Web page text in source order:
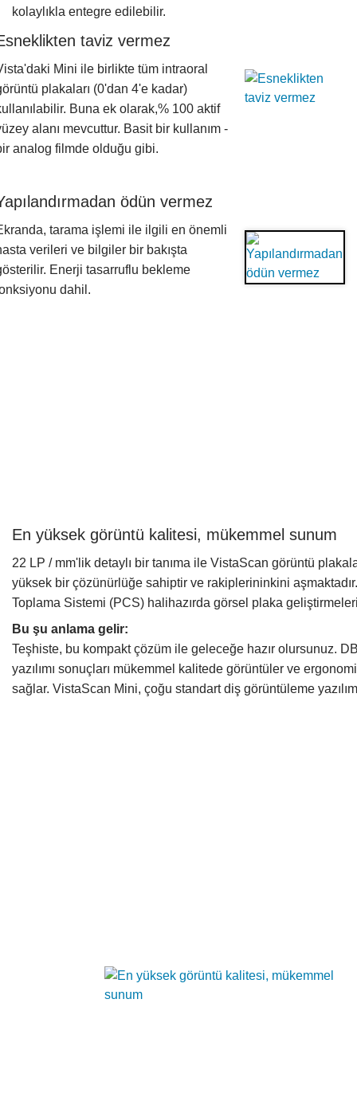
kolaylıkla entegre edilebilir.
taviz vermez
Mini ile birlikte tüm intraoral
plakaları (0'dan 4'e kadar)
Buna ek olarak,% 100 aktif
alanı mevcuttur. Basit bir kullanım -
analog filmde olduğu gibi.
ödün vermez
tarama işlemi ile ilgili en önemli
verileri ve bilgiler bir bakışta
Enerji tasarruflu bekleme
dahil.
En yüksek görüntü kalitesi, mükemmel sunum
22 LP / mm'lik detaylı bir tanıma ile VistaScan görüntü
yüksek bir çözünürlüğe sahiptir ve rakiplerininkini
Toplama Sistemi (PCS) halihazırda görsel plaka
Bu şu anlama gelir:
Teşhiste, bu kompakt çözüm ile geleceğe hazır olursunuz.
yazılımı sonuçları mükemmel kalitede görüntüler ve
sağlar. VistaScan Mini, çoğu standart diş görüntüleme